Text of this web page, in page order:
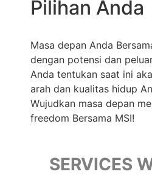
Pilihan Anda
Masa depan Anda
dengan potensi dan
Anda tentukan saat ini
arah dan kualitas hidup
Wujudkan masa depan
freedom Bersama MSI!
SERVICES